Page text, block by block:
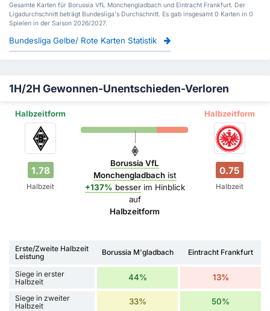
Gesamte Karten für Borussia VfL Monchengladbach und Eintracht Frankfurt. Der
Ligadurchschnitt beträgt Bundesliga's Durchschnitt. Es gab insgesamt 0 Karten in 0
Spielen in der Saison 2026/2027.
Bundesliga Gelbe/ Rote Karten Statistik
1H/2H Gewonnen-Unentschieden-Verloren
Halbzeitform Halbzeitform
1.78
Halbzeit
Borussia VfL
Monchengladbachist
+137% besserim Hinblick
auf
Halbzeitform
0.75
Halbzeit
Erste/Zweite Halbzeit
Leistung
Borussia M'gladbach Eintracht Frankfurt
Siege in erster
Halbzeit
44% 13%
Siege in zweiter
Halbzeit
33% 50%